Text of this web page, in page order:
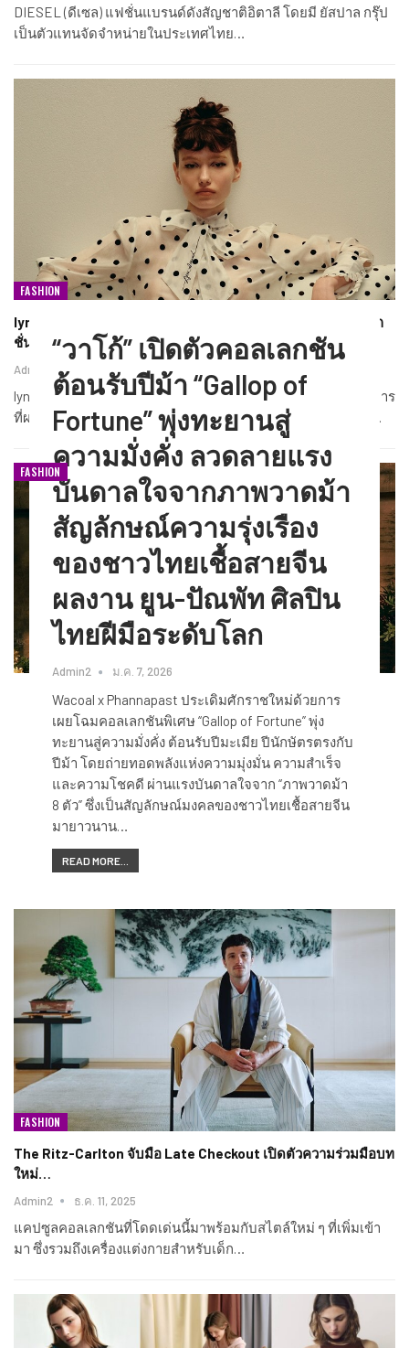
DIESEL (ดีเซล) แฟชั่นแบรนด์ดังสัญชาติอิตาลี โดยมี ยัสปาล กรุ๊ป
เป็นตัวแทนจัดจำหน่ายในประเทศไทย…
FASHION
lyn around ต้อนรับฤดูกาลแฟชั่น Spring 2026 เผยโฉมคอลเลก
ชั่น Electric Daydream และ…
Admin2 ม.ค. 14, 2026
lyn around เชิญชวนสาวช่างฝันทุกคนก้าวเข้าสู่โลกแห่งจินตนาการ
ที่ผสมผสานความเหนือจริงไปกับคอลเลกชั่นใหม่ประจำฤดูกาล…
FASHION
“วาโก้” เปิดตัวคอลเลกชัน
ต้อนรับปีม้า “Gallop of
Fortune” พุ่งทะยานสู่
ความมั่งคั่ง ลวดลายแรง
บันดาลใจจากภาพวาดม้า
สัญลักษณ์ความรุ่งเรือง
ของชาวไทยเชื้อสายจีน
ผลงาน ยูน-ปัณพัท ศิลปิน
ไทยฝีมือระดับโลก
Admin2 ม.ค. 7, 2026
Wacoal x Phannapast ประเดิมศักราชใหม่ด้วยการ
เผยโฉมคอลเลกชันพิเศษ “Gallop of Fortune” พุ่ง
ทะยานสู่ความมั่งคั่ง ต้อนรับปีมะเมีย ปีนักษัตรตรงกับ
ปีม้า โดยถ่ายทอดพลังแห่งความมุ่งมั่น ความสำเร็จ
และความโชคดี ผ่านแรงบันดาลใจจาก “ภาพวาดม้า
8 ตัว” ซึ่งเป็นสัญลักษณ์มงคลของชาวไทยเชื้อสายจีน
มายาวนาน…
READ MORE...
FASHION
The Ritz-Carlton จับมือ Late Checkout เปิดตัวความร่วมมือบท
ใหม่…
Admin2 ธ.ค. 11, 2025
แคปซูลคอลเลกชันที่โดดเด่นนี้มาพร้อมกับสไตล์ใหม่ ๆ ที่เพิ่มเข้า
มา ซึ่งรวมถึงเครื่องแต่งกายสำหรับเด็ก…